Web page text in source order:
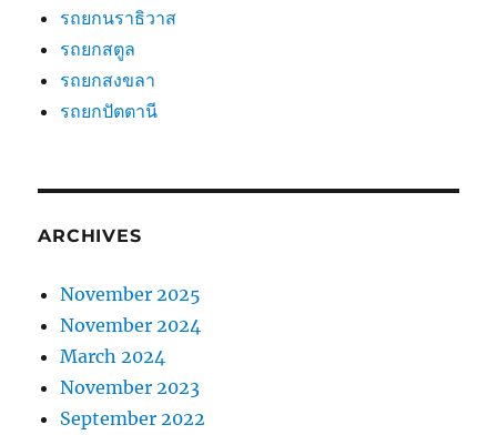
รถยกนราธิวาส
รถยกสตูล
รถยกสงขลา
รถยกปัตตานี
ARCHIVES
November 2025
November 2024
March 2024
November 2023
September 2022